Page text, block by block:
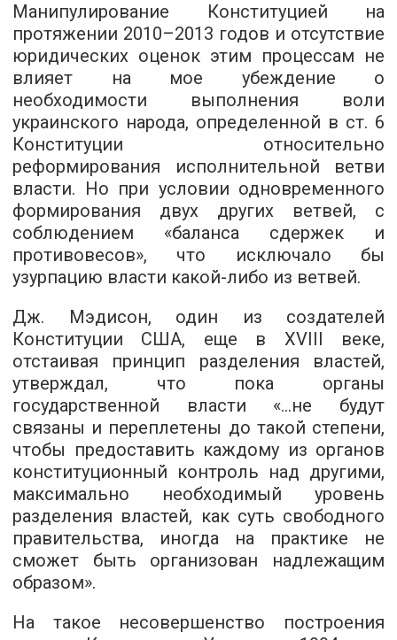
Манипулирование Конституцией на
протяжении 2010–2013 годов и отсутствие
юридических оценок этим процессам не
влияет на мое убеждение о
необходимости выполнения воли
украинского народа, определенной в ст. 6
Конституции относительно
реформирования исполнительной ветви
власти. Но при условии одновременного
формирования двух других ветвей, с
соблюдением «баланса сдержек и
противовесов», что исключало бы
узурпацию власти какой-либо из ветвей.
Дж. Мэдисон, один из создателей
Конституции США, еще в XVIII веке,
отстаивая принцип разделения властей,
утверждал, что пока органы
государственной власти «...не будут
связаны и переплетены до такой степени,
чтобы предоставить каждому из органов
конституционный контроль над другими,
максимально необходимый уровень
разделения властей, как суть свободного
правительства, иногда на практике не
сможет быть организован надлежащим
образом».
На такое несовершенство построения